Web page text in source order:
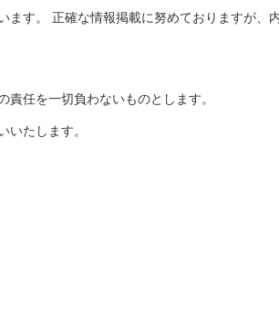
ます。 正確な情報掲載に努めておりますが、
責任を一切負わないものとします。
いたします。